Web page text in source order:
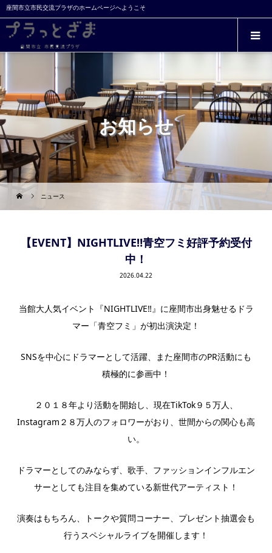
座間市立市民交流プラザのホームページへようこそ
お知らせ
ニュース
【EVENT】NIGHTLIVE‼青空フミ好評予約受付
中！
2026.04.22
当館大人気イベント『NIGHTLIVE‼』に座間市出身魅せるドラ
マー「青空フミ」が初出演決定！
SNSを中心にドラマーとして活躍、また座間市のPR活動にも
積極的に参画中！
２０１８年より活動を開始し、現在TikTok９５万人、
Instagram２８万人のフォロワーがおり、世間からの関心も高
い。
ドラマーとしてのみならず、歌手、ファッションインフルエン
サーとしても注目を集めている新世代アーティスト！
演奏はもちろん、トークや質問コーナー、プレゼント抽選会も
行うスペシャルライブを開催します！